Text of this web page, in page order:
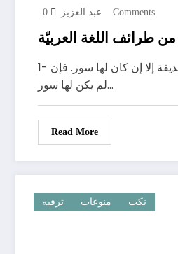
عبد العزيز 0 Comments
من طرائف اللغة العربيّة
1- لا تُسمّى الحديقة حديقة إلا إن كان لها سور. فإن
لم يكن لها سور…
Read More
ترفيه منوعات نكت